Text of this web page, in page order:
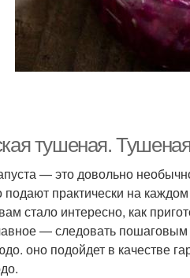
тушеная.
— это довольно
подают практически на
стало интересно, как
— следовать
оно подойдет в качестве